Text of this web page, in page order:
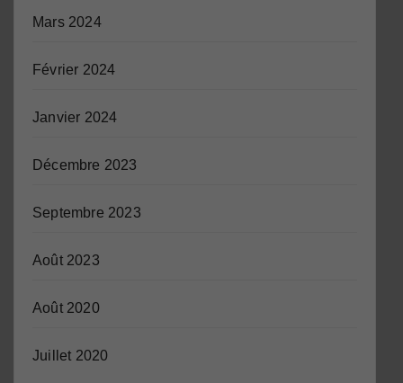
Mars 2024
Février 2024
Janvier 2024
Décembre 2023
Septembre 2023
Août 2023
Août 2020
Juillet 2020